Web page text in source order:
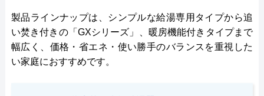
製品ラインナップは、シンプルな給湯専用タイプから追
い焚き付きの「GXシリーズ」、暖房機能付きタイプまで
幅広く、価格・省エネ・使い勝手のバランスを重視した
い家庭におすすめです。